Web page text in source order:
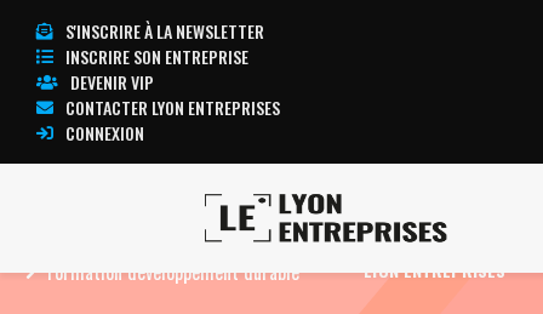
S'INSCRIRE À LA NEWSLETTER
INSCRIRE SON ENTREPRISE
DEVENIR VIP
CONTACTER LYON ENTREPRISES
CONNEXION
Environnement, énergies renouvelables
Formation développement durable
TOUTE L’ACTUALITÉ
LYON ENTREPRISES